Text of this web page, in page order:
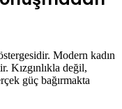
Modern kadın
Kızgınlıkla değil,
güç bağırmakta